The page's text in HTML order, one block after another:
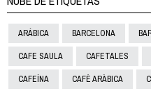
ARÁBICA BARCELONA
CAFE SAULA CAFETALES
CAFEÍNA CAFÈ ARÀBICA